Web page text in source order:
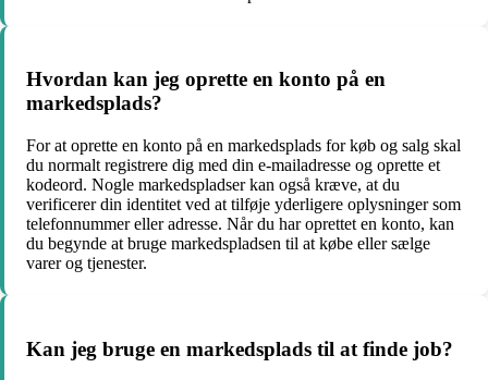
Hvordan kan jeg oprette en konto på en
markedsplads?
For at oprette en konto på en markedsplads for køb og salg skal
du normalt registrere dig med din e-mailadresse og oprette et
kodeord. Nogle markedspladser kan også kræve, at du
verificerer din identitet ved at tilføje yderligere oplysninger som
telefonnummer eller adresse. Når du har oprettet en konto, kan
du begynde at bruge markedspladsen til at købe eller sælge
varer og tjenester.
Kan jeg bruge en markedsplads til at finde job?